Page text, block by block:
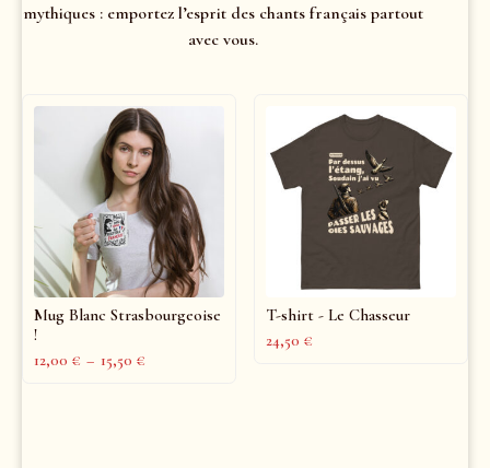
mythiques : emportez l’esprit des chants français partout
avec vous.
Mug Blanc Strasbourgeoise
!
12,00 € – 15,50 €
T-shirt - Le Chasseur
24,50 €